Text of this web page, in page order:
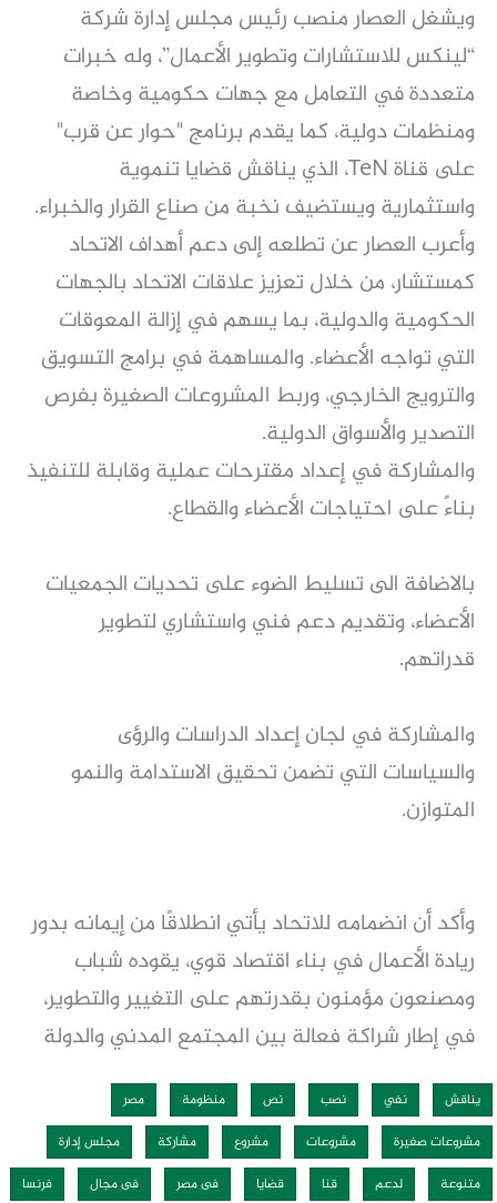
ويشغل العصار منصب رئيس مجلس إدارة شركة
“لينكس للاستشارات وتطوير الأعمال”، وله خبرات
متعددة في التعامل مع جهات حكومية وخاصة
ومنظمات دولية، كما يقدم برنامج "حوار عن قرب"
على قناة TeN، الذي يناقش قضايا تنموية
واستثمارية ويستضيف نخبة من صناع القرار والخبراء.
وأعرب العصار عن تطلعه إلى دعم أهداف الاتحاد
كمستشار، من خلال تعزيز علاقات الاتحاد بالجهات
الحكومية والدولية، بما يسهم في إزالة المعوقات
التي تواجه الأعضاء. والمساهمة في برامج التسويق
والترويج الخارجي، وربط المشروعات الصغيرة بفرص
التصدير والأسواق الدولية.
والمشاركة في إعداد مقترحات عملية وقابلة للتنفيذ
بناءً على احتياجات الأعضاء والقطاع.
بالاضافة الى تسليط الضوء على تحديات الجمعيات
الأعضاء، وتقديم دعم فني واستشاري لتطوير
قدراتهم.
والمشاركة في لجان إعداد الدراسات والرؤى
والسياسات التي تضمن تحقيق الاستدامة والنمو
المتوازن.
وأكد أن انضمامه للاتحاد يأتي انطلاقًا من إيمانه بدور
ريادة الأعمال في بناء اقتصاد قوي، يقوده شباب
ومصنعون مؤمنون بقدرتهم على التغيير والتطوير،
في إطار شراكة فعالة بين المجتمع المدني والدولة
يناقش نفي نصب نص منظومة
مصر
مشروعات صغيرة
مشروعات مشروع مشاركة
مجلس إدارة
متنوعة
لدعم قنا قضايا فى مصر فى مجال فرنسا